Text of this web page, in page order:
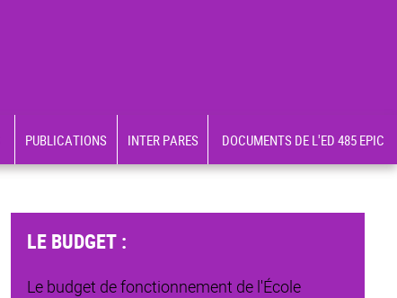
PUBLICATIONS INTER PARES DOCUMENTS DE L'ED 485 EPIC
LE BUDGET :
Le budget de fonctionnement de l'École